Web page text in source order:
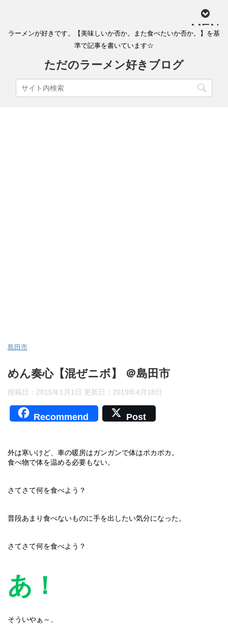
MEN
ラーメンが好きです。【美味しいか否か。また食べたいか否か。】を基
準で記事を書いています☆
ただのラーメン好きブログ
島田市
めん奏心【混ぜニボ】 ＠島田市
投稿日：2015年1月1日 更新日： 2019年4月18日
Recommend Post
外は寒いけど、車の暖房はガンガンで体はポカポカ。
食べ物で体を温める必要もない。
さてさて何を食べよう？
普段あまり食べないものに手を出したい気分になった。
さてさて何を食べよう？
あ！
そういやぁ～、